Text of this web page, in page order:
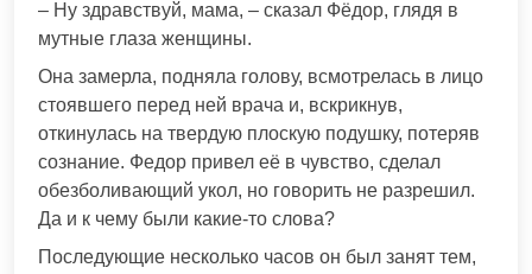
– Ну здравствуй, мама, – сказал Фёдор, глядя в
мутные глаза женщины.
Она замерла, подняла голову, всмотрелась в лицо
стоявшего перед ней врача и, вскрикнув,
откинулась на твердую плоскую подушку, потеряв
сознание. Федор привел её в чувство, сделал
обезболивающий укол, но говорить не разрешил.
Да и к чему были какие-то слова?
Последующие несколько часов он был занят тем,